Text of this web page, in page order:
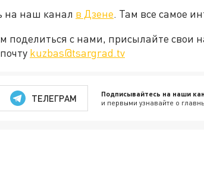
на наш канал в Дзене. Там все самое
поделиться с нами, присылайте свои
kuzbas@tsargrad.tv
ТЕЛЕГРАМ Подписывайтесь на наши
и первыми узнавайте о